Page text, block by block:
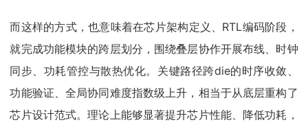
而这样的方式，也意味着在芯片架构定义、RTL编码阶段，
就完成功能模块的跨层划分，围绕叠层协作开展布线、时钟
同步、功耗管控与散热优化。关键路径跨die的时序收敛、
功能验证、全局协同难度指数级上升，相当于从底层重构了
芯片设计范式。理论上能够显著提升芯片性能、降低功耗，